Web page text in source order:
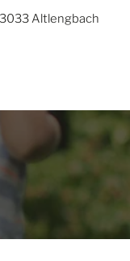
Altlengbach